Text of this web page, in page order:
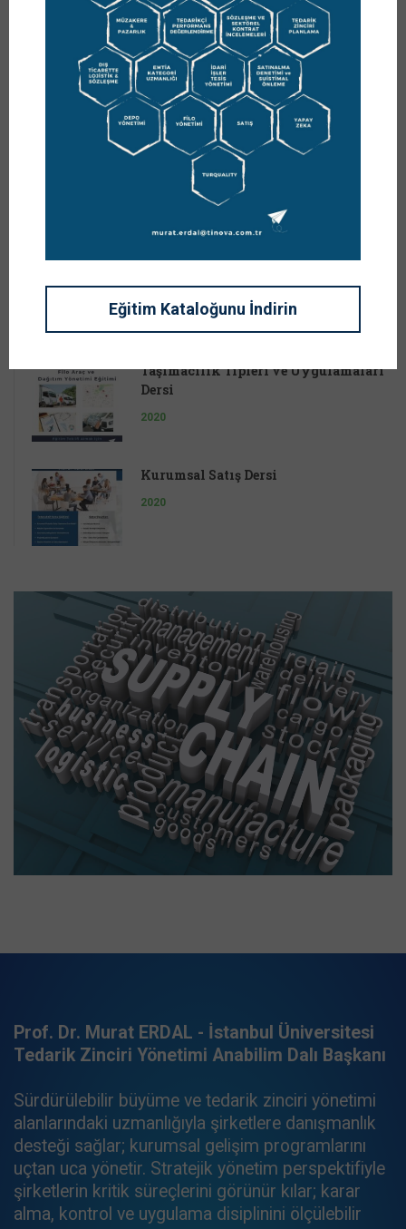
ARAMA
Tez – Proje Çalışması
Taşımacılık Tipleri ve Uygulamaları
Dersi
2020
Kurumsal Satış Dersi
2020
Prof. Dr. Murat ERDAL - İstanbul Üniversitesi
Tedarik Zinciri Yönetimi Anabilim Dalı Başkanı
Sürdürülebilir büyüme ve tedarik zinciri yönetimi
alanlarındaki uzmanlığıyla şirketlere danışmanlık
desteği sağlar; kurumsal gelişim programlarını
uçtan uca yönetir. Stratejik yönetim perspektifiyle
şirketlerin kritik süreçlerini görünür kılar; karar
alma, kontrol ve uygulama disiplinini ölçülebilir
Eğitim Kataloğunu İndirin